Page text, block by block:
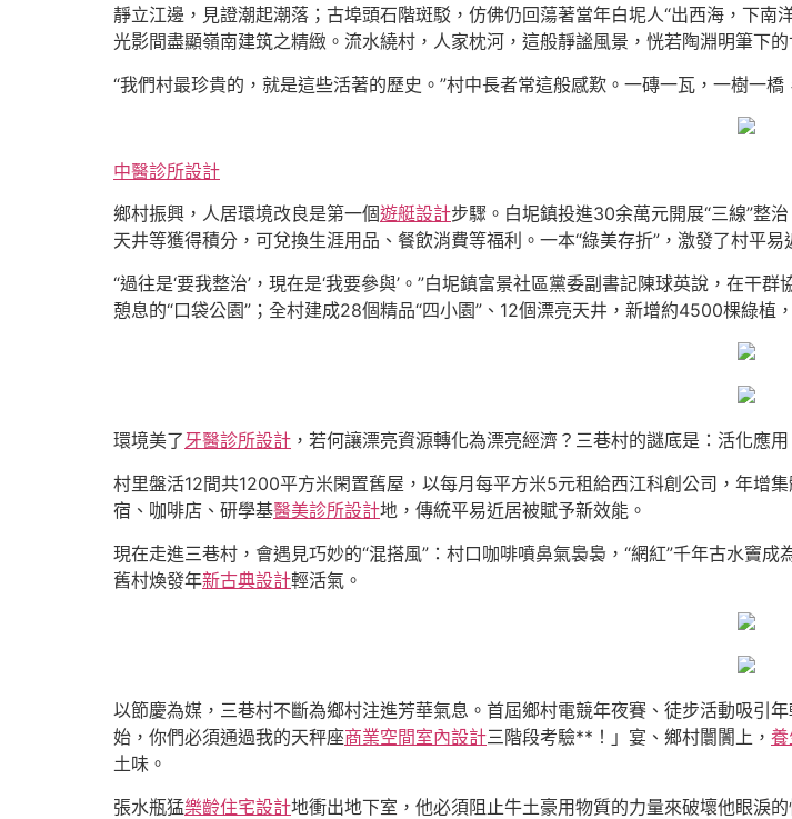
靜立江邊，見證潮起潮落；古埠頭石階斑駁，仿佛仍回蕩著當年白坭人“出西海，下
光影間盡顯嶺南建筑之精緻。流水繞村，人家枕河，這般靜謐風景，恍若陶淵明筆下的
“我們村最珍貴的，就是這些活著的歷史。”村中長者常這般感歎。一磚一瓦，一樹一
中醫診所設計
鄉村振興，人居環境改良是第一個遊艇設計步驟。白坭鎮投進30余萬元開展“三線”整
天井等獲得積分，可兌換生涯用品、餐飲消費等福利。一本“綠美存折”，激發了村平易
“過往是‘要我整治’，現在是‘我要參與’。”白坭鎮富景社區黨委副書記陳球英說，在
憩息的“口袋公園”；全村建成28個精品“四小園”、12個漂亮天井，新增約4500棵綠植
環境美了 牙醫診所設計 ，若何讓漂亮資源轉化為漂亮經濟？三巷村的謎底是：活化應用
村里盤活12間共1200平方米閑置舊屋，以每月每平方米5元租給西江科創公司，年
宿、咖啡店、研學基醫美診所設計地，傳統平易近居被賦予新效能。
現在走進三巷村，會遇見巧妙的“混搭風”：村口咖啡噴鼻氣裊裊，“網紅”千年古水竇
舊村煥發年新古典設計輕活氣。
以節慶為媒，三巷村不斷為鄉村注進芳華氣息。首屆鄉村電競年夜賽、徒步活動吸引年
始，你們必須通過我的天秤座商業空間室內設計三階段考驗**！」宴、鄉村闤闠上，
土味。
張水瓶猛樂齡住宅設計地衝出地下室，他必須阻止牛土豪用物質的力量來破壞他眼淚